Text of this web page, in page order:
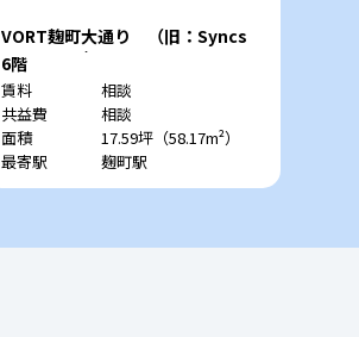
VORT麹町大通り （旧：Syncs
Kojimachi）
6階
賃料
相談
共益費
相談
面積
17.59坪（58.17m²）
最寄駅
麹町駅